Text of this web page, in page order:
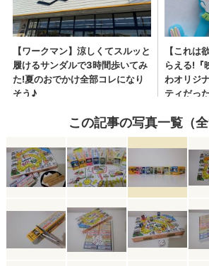
この記事の写真一覧（全